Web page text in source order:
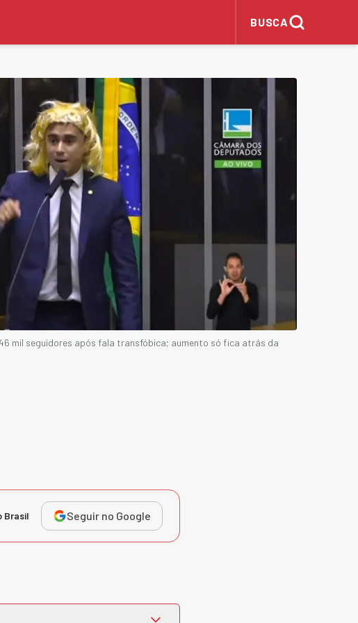
BUSCA
mil seguidores após fala transfóbica; aumento só fica atrás da
Brasil Seguir no Google